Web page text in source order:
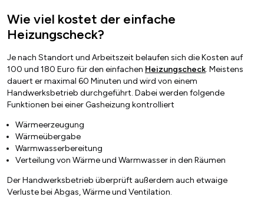
Wie viel kostet der einfache
Heizungscheck?
Je nach Standort und Arbeitszeit belaufen sich die Kosten auf
100 und 180 Euro für den einfachen Heizungscheck. Meistens
dauert er maximal 60 Minuten und wird von einem
Handwerksbetrieb durchgeführt. Dabei werden folgende
Funktionen bei einer Gasheizung kontrolliert
Wärmeerzeugung
Wärmeübergabe
Warmwasserbereitung
Verteilung von Wärme und Warmwasser in den Räumen
Der Handwerksbetrieb überprüft außerdem auch etwaige
Verluste bei Abgas, Wärme und Ventilation.